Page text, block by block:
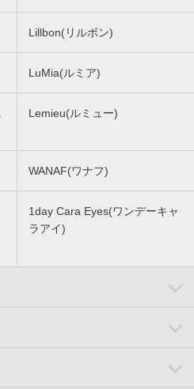
Lillbon(リルボン)
LuMia(ルミア)
Lemieu(ルミュー)
WANAF(ワナフ)
1day Cara Eyes(ワンデーキャ
ラアイ)